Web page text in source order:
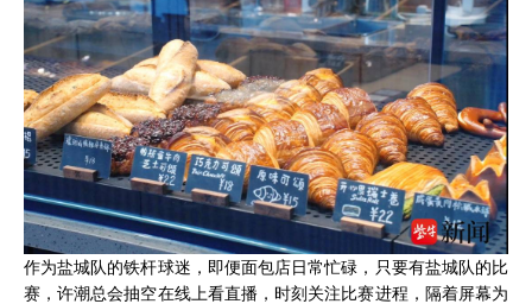
作为盐城队的铁杆球迷，即便面包店日常忙碌，只要有盐城队的比
赛，许潮总会抽空在线上看直播，时刻关注比赛进程，隔着屏幕为